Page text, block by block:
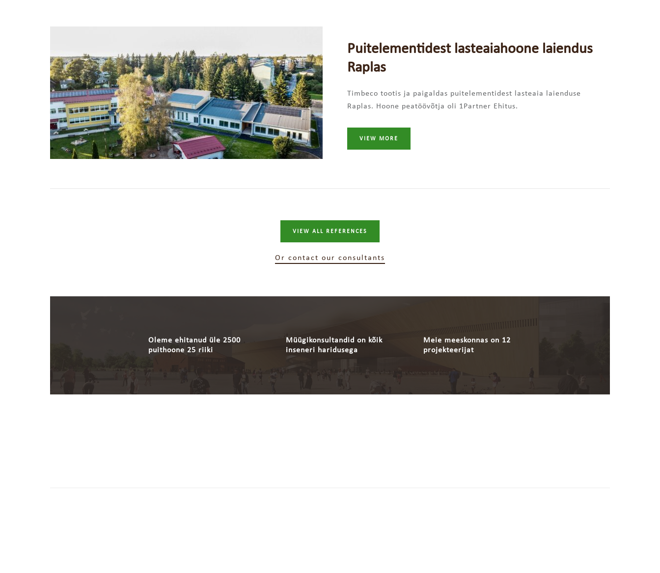
Puitelementidest lasteaiahoone laiendus
Raplas
Timbeco tootis ja paigaldas puitelementidest lasteaia laienduse
Raplas. Hoone peatöövõtja oli 1Partner Ehitus.
VIEW MORE
VIEW ALL REFERENCES
Or contact our consultants
Oleme ehitanud üle 2500
puithoone 25 riiki
Müügikonsultandid on kõik
inseneri haridusega
Meie meeskonnas on 12
projekteerijat